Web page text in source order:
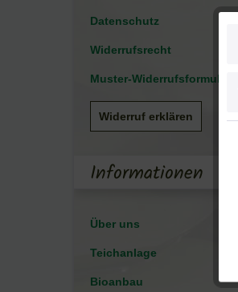
Datenschutz
Widerrufsrecht
Muster-Widerrufsformular
Widerruf erklären
Informationen
Über uns
Teichanlage
Bioanbau